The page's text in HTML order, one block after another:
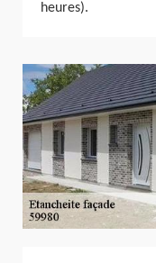
heures).